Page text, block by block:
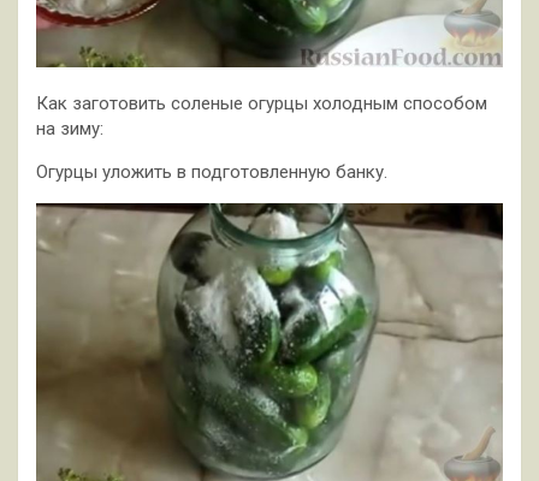
Как заготовить соленые огурцы холодным способом
на зиму:
Огурцы уложить в подготовленную банку.